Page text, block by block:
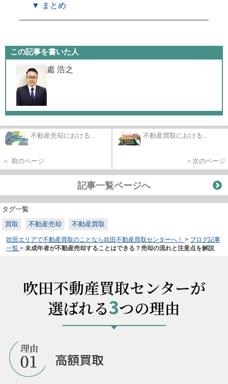
▼ まとめ
この記事を書いた人
處 浩之
不動産売却における...
＜ 前のページ
不動産買取における...
＞次のページ
記事一覧ページへ
タグ一覧
買取
不動産売却 不動産買取
吹田エリアで不動産買取のことなら吹田不動産買取センターへ！ > ブログ記事
一覧 > 未成年者が不動産売却することはできる？売却の流れと注意点を解説
吹田不動産買取センターが
選ばれる3つの理由
高額買取